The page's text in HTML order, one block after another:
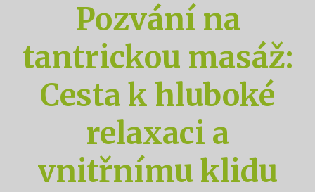
Pozvání na
tantrickou masáž:
Cesta k hluboké
relaxaci a
vnitřnímu klidu